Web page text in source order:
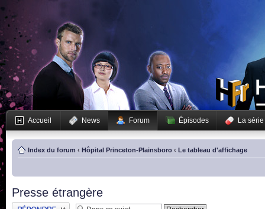
Accueil News Forum Épisodes La série
Index du forum ‹ Hôpital Princeton-Plainsboro ‹ Le tableau d'affichage
Presse étrangère
Publier une réponse